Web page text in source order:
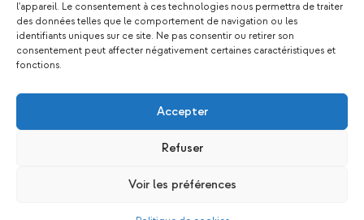
l'appareil. Le consentement à ces technologies nous permettra de traiter
des données telles que le comportement de navigation ou les
identifiants uniques sur ce site. Ne pas consentir ou retirer son
consentement peut affecter négativement certaines caractéristiques et
fonctions.
Accepter
Refuser
Voir les préférences
Ça pourrait vous plaire !
famille a…
tofu mai…